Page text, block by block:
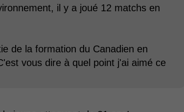
il y a joué 12 matchs en
de la formation du Canadien en
vous dire à quel point j'ai aimé ce